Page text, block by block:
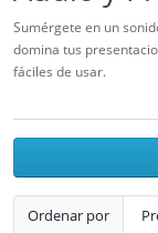
Sumérgete en un
domina tus
fáciles de usar.
Ordenar por